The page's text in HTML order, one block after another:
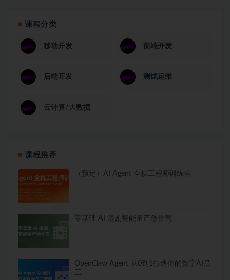
课程分类
移动开发 前端开发
后端开发 测试运维
云计算/大数据
课程推荐
（预定）AI Agent 全栈工程师训练营
零基础 AI 漫剧智能量产创作营
OpenClaw Agent 从0到1打造你的数字AI员
工